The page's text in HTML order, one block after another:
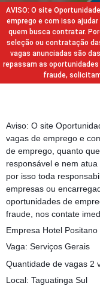
AVISO: O site
emprego e com isso
quem busca contratar.
seleção ou contratação
vagas anunciadas são
repassam as
fraude,
Aviso: O site
vagas de emprego e
de emprego, quanto
responsável e nem
por isso toda
empresas ou
oportunidades de
fraude, nos contate
Empresa Hotel Positano
Vaga: Serviços Gerais
Quantidade de vagas 2
Local: Taguatinga Sul